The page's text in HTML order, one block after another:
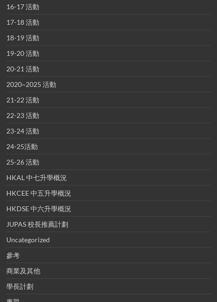
16-17 活動
17-18 活動
18-19 活動
19-20 活動
20-21 活動
2020~2025 活動
21-22 活動
22-23 活動
23-24 活動
24-25活動
25-26 活動
HKAL 中七升學概況
HKCEE 中五升學概況
HKDSE 中六升學概況
JUPAS 校長推薦計劃
Uncategorized
參考
商業及其他
學長計劃